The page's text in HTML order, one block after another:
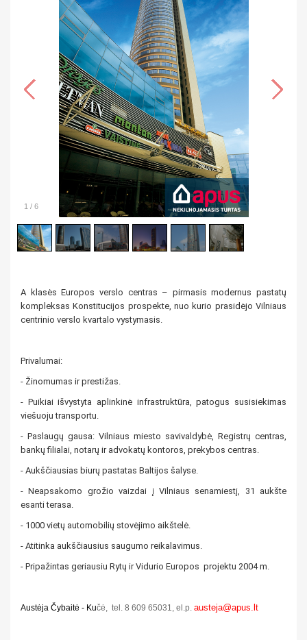
1 / 6
A klasės Europos verslo centras – pirmasis modernus pastatų
kompleksas Konstitucijos prospekte, nuo kurio prasidėjo Vilniaus
centrinio verslo kvartalo vystymasis.
Privalumai:
- Žinomumas ir prestižas.
- Puikiai išvystyta aplinkinė infrastruktūra, patogus susisiekimas
viešuoju transportu.
- Paslaugų gausa: Vilniaus miesto savivaldybė, Registrų centras,
bankų filialai, notarų ir advokatų kontoros, prekybos centras.
- Aukščiausias biurų pastatas Baltijos šalyse.
- Neapsakomo grožio vaizdai į Vilniaus senamiestį, 31 aukšte
esanti terasa.
- 1000 vietų automobilių stovėjimo aikštelė.
- Atitinka aukščiausius saugumo reikalavimus.
- Pripažintas geriausiu Rytų ir Vidurio Europos projektu 2004 m.
Austėja Čybaitė - Kučė, tel. 8 609 65031, el.p. austeja@apus.lt